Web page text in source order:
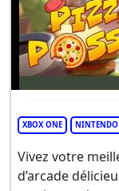
XBOX ONE NINTENDO
Vivez votre
d’arcade